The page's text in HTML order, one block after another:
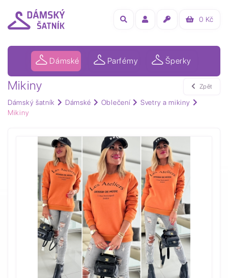
0 Kč
Dámské Parfémy Šperky
Mikiny
Dámský šatník Dámské Oblečení
Svetry a mikiny
Mikiny
Zpět